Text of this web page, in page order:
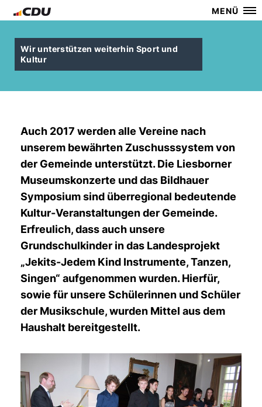
MENÜ
Wir unterstützen weiterhin Sport und
Kultur
Auch 2017 werden alle Vereine nach
unserem bewährten Zuschusssystem von
der Gemeinde unterstützt. Die Liesborner
Museumskonzerte und das Bildhauer
Symposium sind überregional bedeutende
Kultur-Veranstaltungen der Gemeinde.
Erfreulich, dass auch unsere
Grundschulkinder in das Landesprojekt
Jekits-Jedem Kind Instrumente, Tanzen,
Singen“ aufgenommen wurden. Hierfür,
sowie für unsere Schülerinnen und Schüler
der Musikschule, wurden Mittel aus dem
Haushalt bereitgestellt.